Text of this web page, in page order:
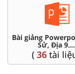
Bài giảng
Sử, Địa 9....
( 36tài